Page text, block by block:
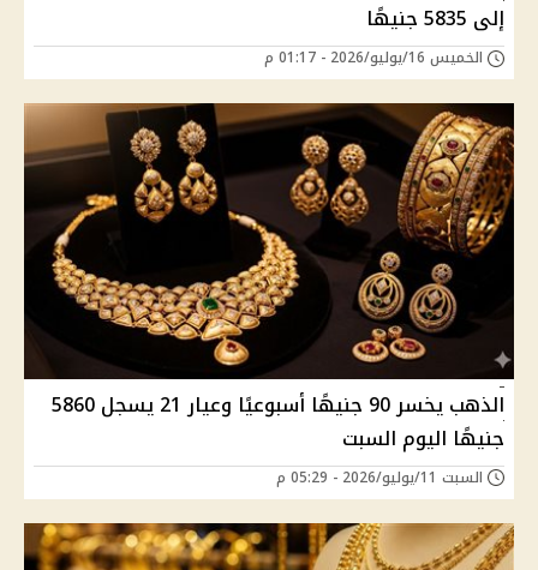
إلى 5835 جنيهًا
الخميس 16/يوليو/2026 - 01:17 م
الذهب يخسر 90 جنيهًا أسبوعيًا وعيار 21 يسجل 5860
جنيهًا اليوم السبت
السبت 11/يوليو/2026 - 05:29 م